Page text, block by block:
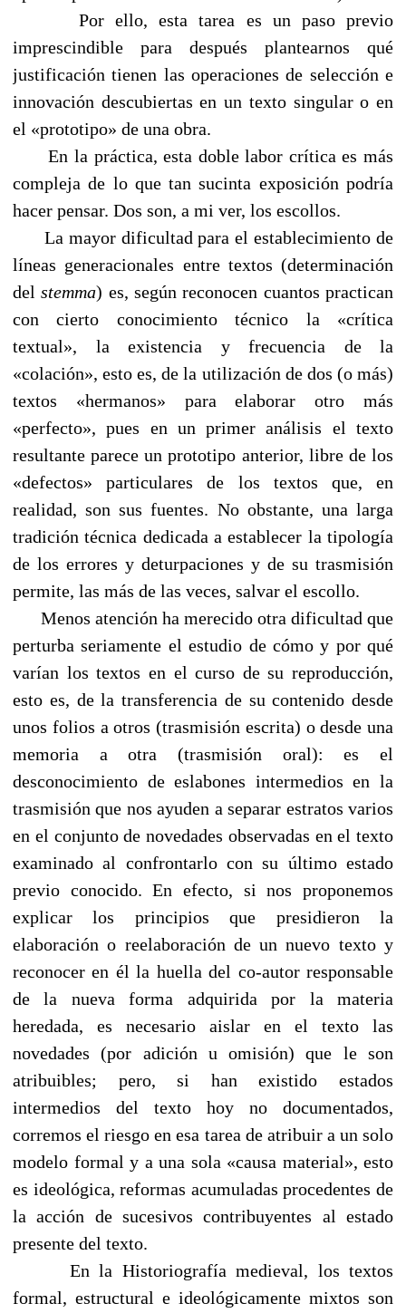
Por ello, esta tarea es un paso previo
imprescindible para después plantearnos qué
justificación tienen las operaciones de selección e
innovación descubiertas en un texto singular o en
el «prototipo» de una obra.
En la práctica, esta doble labor crítica es más
compleja de lo que tan sucinta exposición podría
hacer pensar. Dos son, a mi ver, los escollos.
La mayor dificultad para el establecimiento de
líneas generacionales entre textos (determinación
delstemma) es, según reconocen cuantos practican
con cierto conocimiento técnico la «crítica
textual», la existencia y frecuencia de la
«colación», esto es, de la utilización de dos (o más)
textos «hermanos» para elaborar otro más
«perfecto», pues en un primer análisis el texto
resultante parece un prototipo anterior, libre de los
«defectos» particulares de los textos que, en
realidad, son sus fuentes. No obstante, una larga
tradición técnica dedicada a establecer la tipología
de los errores y deturpaciones y de su trasmisión
permite, las más de las veces, salvar el escollo.
Menos atención ha merecido otra dificultad que
perturba seriamente el estudio de cómo y por qué
varían los textos en el curso de su reproducción,
esto es, de la transferencia de su contenido desde
unos folios a otros (trasmisión escrita) o desde una
memoria a otra (trasmisión oral): es el
desconocimiento de eslabones intermedios en la
trasmisión que nos ayuden a separar estratos varios
en el conjunto de novedades observadas en el texto
examinado al confrontarlo con su último estado
previo conocido. En efecto, si nos proponemos
explicar los principios que presidieron la
elaboración o reelaboración de un nuevo texto y
reconocer en él la huella del co-autor responsable
de la nueva forma adquirida por la materia
heredada, es necesario aislar en el texto las
novedades (por adición u omisión) que le son
atribuibles; pero, si han existido estados
intermedios del texto hoy no documentados,
corremos el riesgo en esa tarea de atribuir a un solo
modelo formal y a una sola «causa material», esto
es ideológica, reformas acumuladas procedentes de
la acción de sucesivos contribuyentes al estado
presente del texto.
En la Historiografía medieval, los textos
formal, estructural e ideológicamente mixtos son